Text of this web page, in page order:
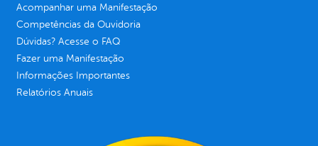
Acompanhar uma Manifestação
Competências da Ouvidoria
Dúvidas? Acesse o FAQ
Fazer uma Manifestação
Informações Importantes
Relatórios Anuais